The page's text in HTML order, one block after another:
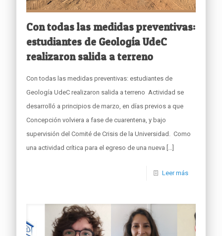
Con todas las medidas preventivas:
estudiantes de Geología UdeC
realizaron salida a terreno
Con todas las medidas preventivas: estudiantes de
Geología UdeC realizaron salida a terreno Actividad se
desarrolló a principios de marzo, en días previos a que
Concepción volviera a fase de cuarentena, y bajo
supervisión del Comité de Crisis de la Universidad. Como
una actividad crítica para el egreso de una nueva […]
Leer más